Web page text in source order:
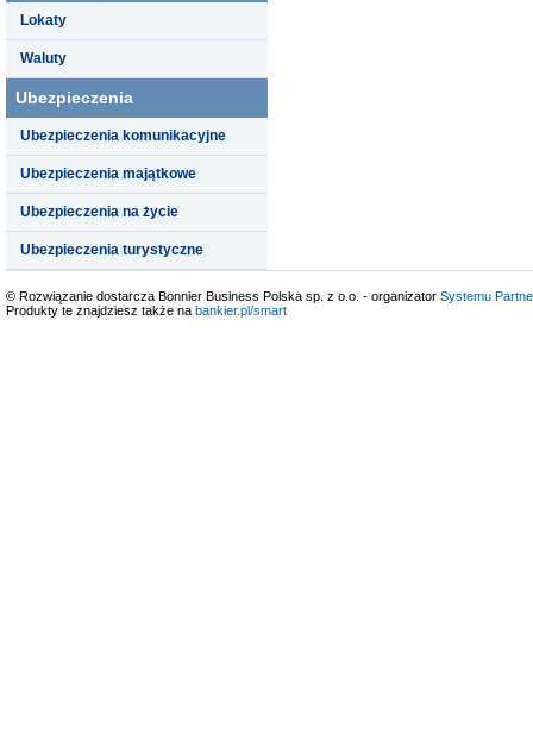
Lokaty
Waluty
Ubezpieczenia
Ubezpieczenia komunikacyjne
Ubezpieczenia majątkowe
Ubezpieczenia na życie
Ubezpieczenia turystyczne
© Rozwiązanie dostarcza Bonnier Business Polska sp. z o.o. - organizator Systemu
Produkty te znajdziesz także na bankier.pl/smart